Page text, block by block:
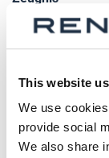
This website
We use
provide social
We also share
Anzahl